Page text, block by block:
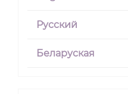
Русский
Беларуская